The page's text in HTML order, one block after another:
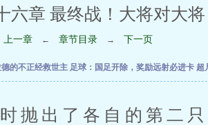
六章 最终战！大将对大将
上一章 ← 章节目录 → 下一页
德的不正经救世主 足球：国足开除，奖励远射必进卡 超
了各自的第二只